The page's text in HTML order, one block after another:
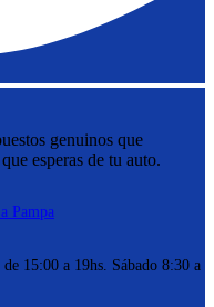
genuinos que
esperas de tu auto.
Pampa
15:00 a 19hs. Sábado 8:30 a